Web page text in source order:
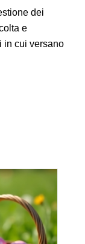
dei
e
in cui versano